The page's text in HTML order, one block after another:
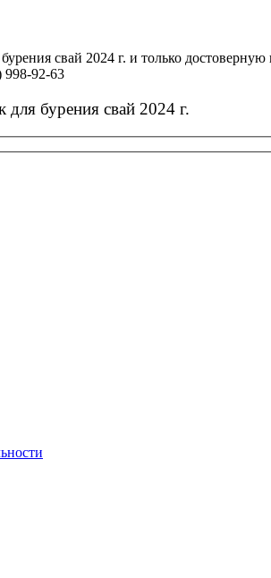
свай 2024 г. и только
998-92-63
бурения свай 2024 г.